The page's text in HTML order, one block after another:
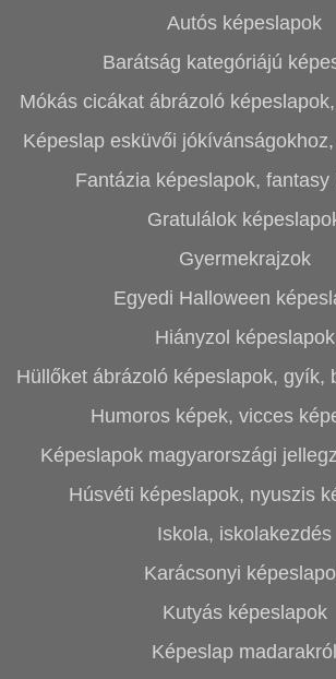
Autós képeslapok
Barátság kategóriájú
Mókás cicákat ábrázoló
Képeslap esküvői
Fantázia képeslapok, fantasy
Gratulálok
Gyermekrajzok
Egyedi Halloween
Hiányzol képeslapok
Hüllőket ábrázoló képeslapok, gyík,
Humoros képek, vicces
Képeslapok magyarországi
Húsvéti képeslapok, nyuszis
Iskola, iskolakezdés
Karácsonyi
Kutyás képeslapok
Képeslap madarakról